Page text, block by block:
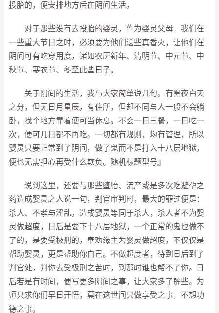
投胎的，便安排地方后在阴间生活。
对于那些没有去投胎的婴灵，作为婴灵父母，我们在
一些重大节日之时，必须要为他们送些真香火，让他们在
阴间可有吃穿用度。诸如农历新年、清明节、中元节、中
秋节、寒衣节、冬至此些日子。
关于阴间的生活，我与大家简单说几句。有黑夜白天
之分，但无日月星辰。有住所，但却不同与人一般不会躺
卧，找个地方靠着便可当休息。不会一日三餐，一日吃一
次，便可几日都不再吃。一切都有规则，均有管理，所以
婴灵只要正常到了阴间，做了鬼而不是打入十八层地狱，
便也无需担心再受什么欺负。随机标题型号』
说到这里，还要与那些堕胎、流产或是多次吃避孕之
药造成婴灵之人说一句，判官审判时，最大的罪过便是：
杀人、不孝与淫乱。造成婴灵等同于杀人，杀人者不为婴
灵做超度，日后是要下十八层地狱，一个正常的鬼也做不
了的，是要受极刑的。奉劝缘主为婴灵做超度，不仅仅是
帮助婴灵，更是帮助你自己。不做超度者，待到日后到了
判官处，判你去受极刑之苦时，到那时谁也帮不了你。日
后若是有时间，便写更多阴间之事，让大家多了解些。为
师只求你们早日开悟，莫在这世间只做享受之事，不想功
德之事。